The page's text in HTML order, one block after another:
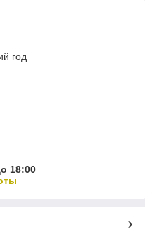
год
18:00